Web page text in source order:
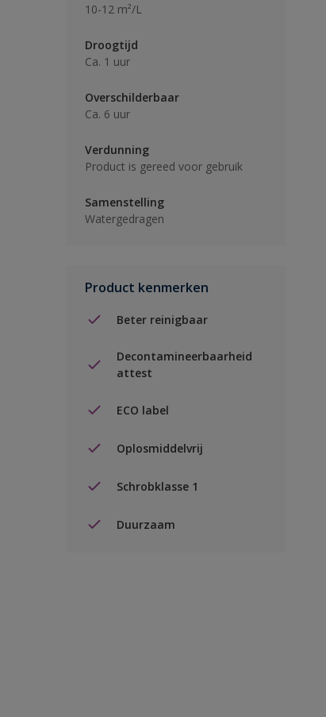
10-12 m²/L
Droogtijd
Ca. 1 uur
Overschilderbaar
Ca. 6 uur
Verdunning
Product is gereed voor gebruik
Samenstelling
Watergedragen
Product kenmerken
Beter reinigbaar
Decontamineerbaarheid
attest
ECO label
Oplosmiddelvrij
Schrobklasse 1
Duurzaam